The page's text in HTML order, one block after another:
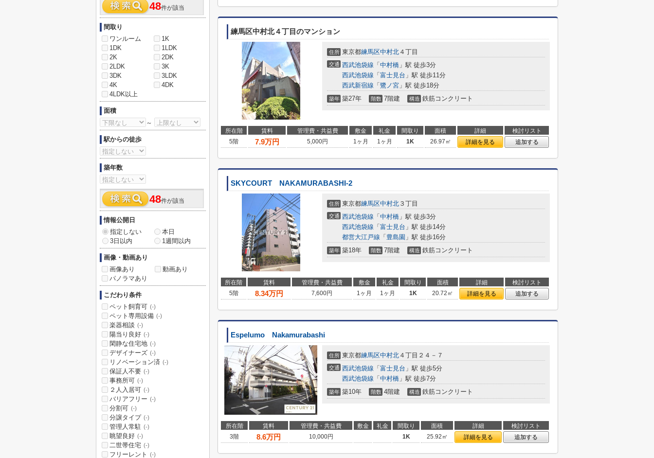
練馬区中村北４丁目のマンション
住所 東京都練馬区中村北 ４丁目
交通 西武池袋線 「 中村橋 」駅 徒歩3分
西武池袋線 「 富士見台 」駅 徒歩11分
西武新宿線 「 鷺ノ宮 」駅 徒歩18分
築年 築27年 階数 7階建 構造 鉄筋コンクリート
所在階 賃料 管理費・共益費 敷金 礼金 間取り 面積 詳細
検討リスト
5階
7.9万円 5,000円 1ヶ月 1ヶ月 1K 26.97㎡ 詳細を見る 追加する
SKYCOURT NAKAMURABASHI-2
住所 東京都練馬区中村北 ３丁目
交通 西武池袋線 「 中村橋 」駅 徒歩3分
西武池袋線 「 富士見台 」駅 徒歩14分
都営大江戸線 「 豊島園 」駅 徒歩16分
築年 築18年 階数 7階建 構造 鉄筋コンクリート
所在階 賃料 管理費・共益費 敷金 礼金 間取り 面積 詳細
検討リスト
5階
8.34万円 7,600円 1ヶ月 1ヶ月 1K 20.72㎡ 詳細を見る 追加する
Espelumo Nakamurabashi
住所 東京都練馬区中村北 ４丁目２４－７
交通 西武池袋線 「 富士見台 」駅 徒歩5分
西武池袋線 「 中村橋 」駅 徒歩7分
築年 築10年 階数 4階建 構造 鉄筋コンクリート
所在階 賃料 管理費・共益費 敷金 礼金 間取り 面積 詳細
検討リスト
3階
8.6万円 10,000円 1K 25.92㎡ 詳細を見る 追加する
48件が該当
間取り
ワンルーム
1K
1DK
1LDK
2K
2DK
2LDK
3K
3DK
3LDK
4K
4DK
4LDK以上
面積
～
駅からの徒歩
築年数
48件が該当
情報公開日
指定しない
本日
3日以内
1週間以内
画像・動画あり
画像あり
動画あり
パノラマあり
こだわり条件
ペット飼育可 (-)
ペット専用設備 (-)
楽器相談 (-)
陽当り良好 (-)
閑静な住宅地 (-)
デザイナーズ (-)
リノベーション済 (-)
保証人不要 (-)
事務所可 (-)
２人入居可 (-)
バリアフリー (-)
分割可 (-)
分譲タイプ (-)
管理人常駐 (-)
眺望良好 (-)
二世帯住宅 (-)
フリーレント (-)